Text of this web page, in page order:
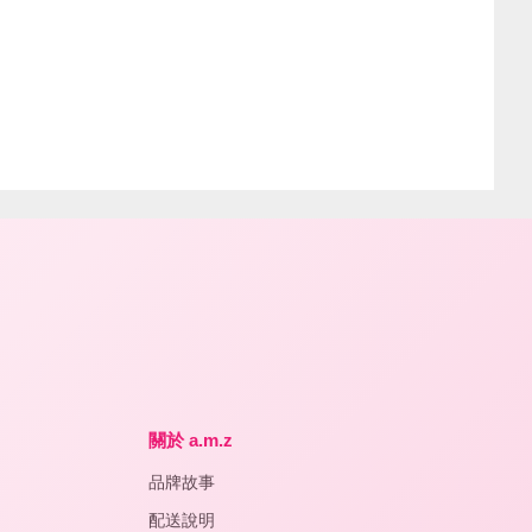
關於 a.m.z
品牌故事
配送說明